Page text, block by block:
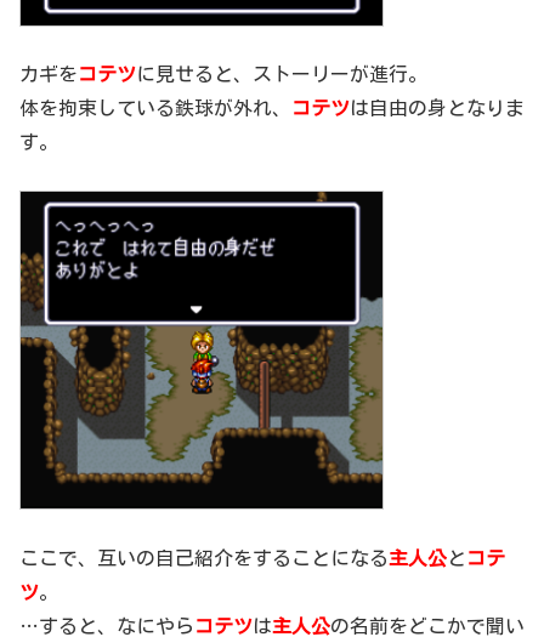
カギをコテツに見せると、ストーリーが進行。
体を拘束している鉄球が外れ、
コテツは自由の身となりま
す。
ここで、互いの自己紹介をすることになる主人公と コテ
ツ。
…すると、なにやら コテツは主人公の名前をどこかで聞い